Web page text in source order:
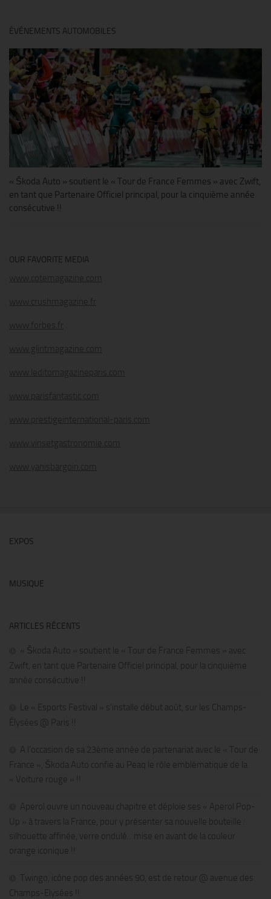
ÉVÉNEMENTS AUTOMOBILES
« Škoda Auto » soutient le « Tour de France Femmes » avec Zwift,
en tant que Partenaire Officiel principal, pour la cinquième année
consécutive !!
OUR FAVORITE MEDIA
www.cotemagazine.com
www.crushmagazine.fr
www.forbes.fr
www.glintmagazine.com
www.leditomagazineparis.com
www.parisfantastic.com
www.prestigeinternational-paris.com
www.vinsetgastronomie.com
www.yanisbargoin.com
EXPOS
MUSIQUE
ARTICLES RÉCENTS
« Škoda Auto » soutient le « Tour de France Femmes » avec
Zwift, en tant que Partenaire Officiel principal, pour la cinquième
année consécutive !!
Le « Esports Festival » s’installe début août, sur les Champs-
Élysées @ Paris !!
A l’occasion de sa 23ème année de partenariat avec le « Tour de
France », Škoda Auto confie au Peaq le rôle emblématique de la
« Voiture rouge » !!
Aperol ouvre un nouveau chapitre et déploie ses « Aperol Pop-
Up » à travers la France, pour y présenter sa nouvelle bouteille :
silhouette affinée, verre ondulé…mise en avant de la couleur
orange iconique !!
Twingo, icône pop des années 90, est de retour @ avenue des
Champs-Elysées !!